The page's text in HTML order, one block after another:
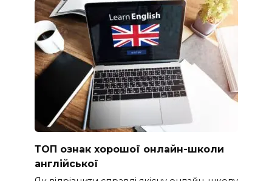
ТОП ознак хорошої онлайн-школи
англійської